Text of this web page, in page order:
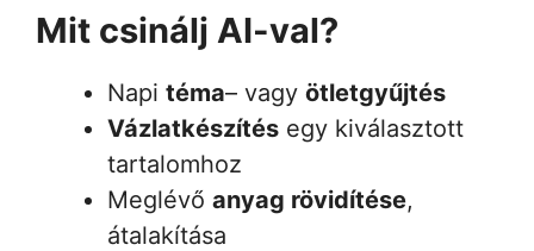
Mit csinálj AI-val?
Napi téma– vagy ötletgyűjtés
Vázlatkészítés egy kiválasztott
tartalomhoz
Meglévő anyag rövidítése,
átalakítása